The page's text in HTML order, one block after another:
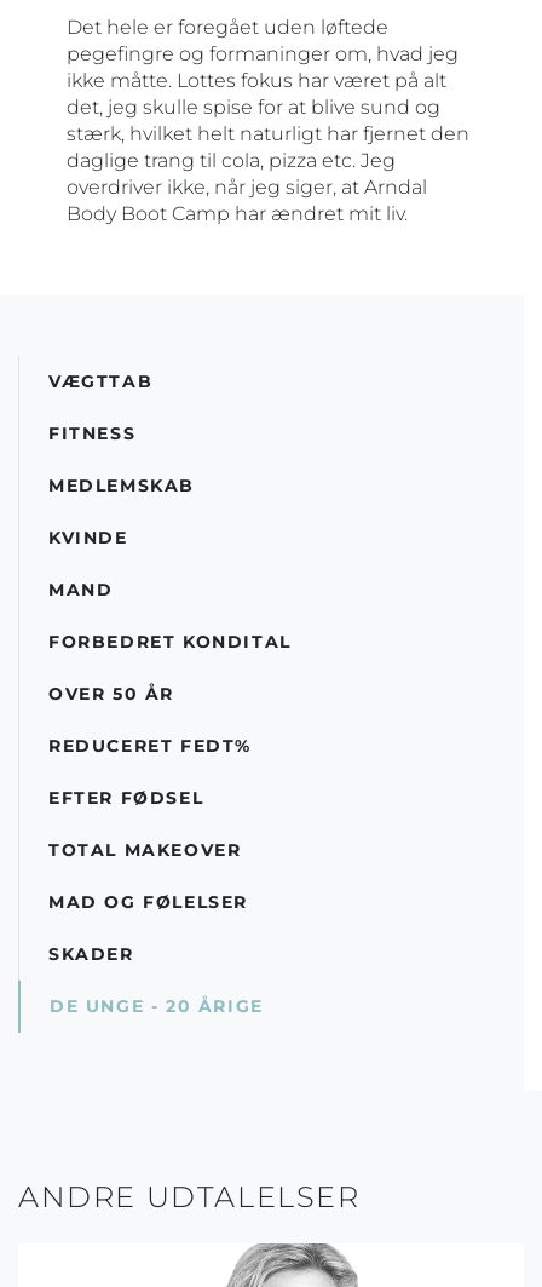
Det hele er foregået uden løftede
pegefingre og formaninger om, hvad jeg
ikke måtte. Lottes fokus har været på alt
det, jeg skulle spise for at blive sund og
stærk, hvilket helt naturligt har fjernet den
daglige trang til cola, pizza etc. Jeg
overdriver ikke, når jeg siger, at Arndal
Body Boot Camp har ændret mit liv.
VÆGTTAB
FITNESS
MEDLEMSKAB
KVINDE
MAND
FORBEDRET KONDITAL
OVER 50 ÅR
REDUCERET FEDT%
EFTER FØDSEL
TOTAL MAKEOVER
MAD OG FØLELSER
SKADER
DE UNGE - 20 ÅRIGE
ANDRE UDTALELSER